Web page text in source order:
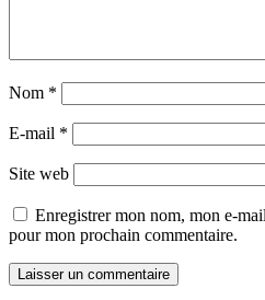
Nom *
E-mail *
Site web
Enregistrer mon nom, mon e-
pour mon prochain commentaire.